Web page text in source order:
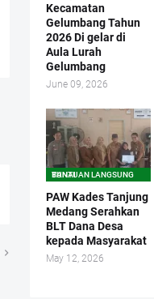
Kecamatan
Gelumbang Tahun
2026 Di gelar di
Aula Lurah
Gelumbang
June 09, 2026
BANTUAN LANGSUNG TUNAI
PAW Kades Tanjung
Medang Serahkan
BLT Dana Desa
kepada Masyarakat
May 12, 2026